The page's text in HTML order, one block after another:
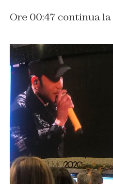
Ore 00:47 continua